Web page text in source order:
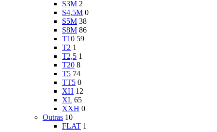
S3M 2
S4,5M 0
S5M 38
S8M 86
T10 59
T2 1
T2,5 1
T20 8
T5 74
TT5 0
XH 12
XL 65
XXH 0
Outras 10
FLAT 1